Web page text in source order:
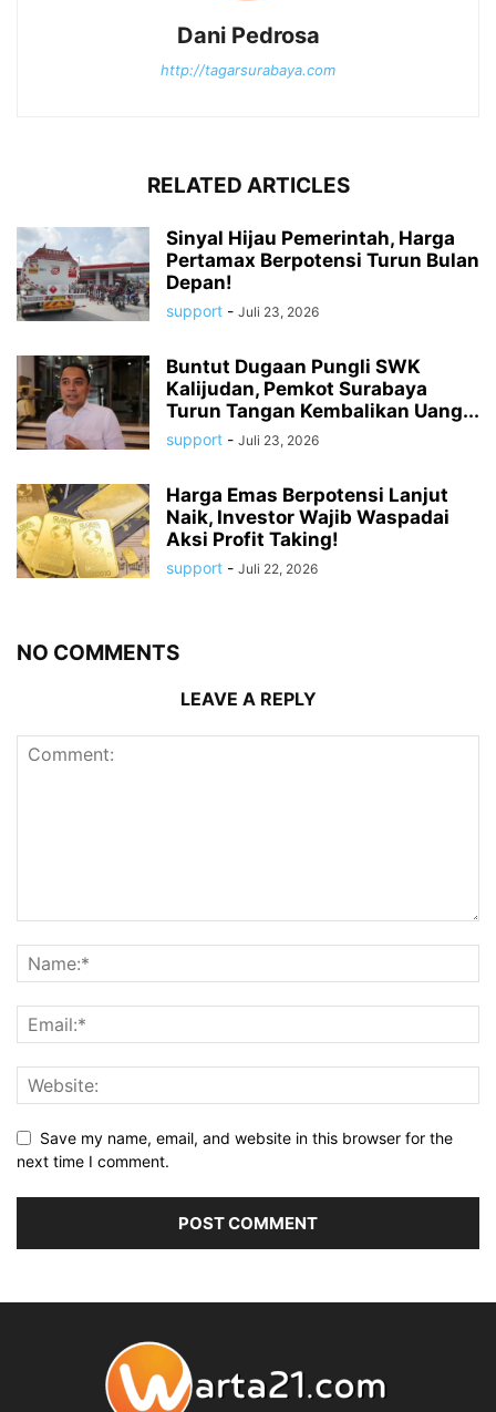
Dani Pedrosa
http://tagarsurabaya.com
RELATED ARTICLES
Sinyal Hijau Pemerintah, Harga
Pertamax Berpotensi Turun Bulan
Depan!
support - Juli 23, 2026
Buntut Dugaan Pungli SWK
Kalijudan, Pemkot Surabaya
Turun Tangan Kembalikan Uang...
support - Juli 23, 2026
Harga Emas Berpotensi Lanjut
Naik, Investor Wajib Waspadai
Aksi Profit Taking!
support - Juli 22, 2026
NO COMMENTS
LEAVE A REPLY
Save my name, email, and website in this browser for the
next time I comment.